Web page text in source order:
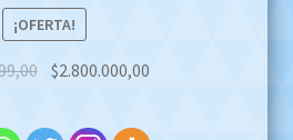
¡OFERTA!
Original
was:
$2.800.000,00